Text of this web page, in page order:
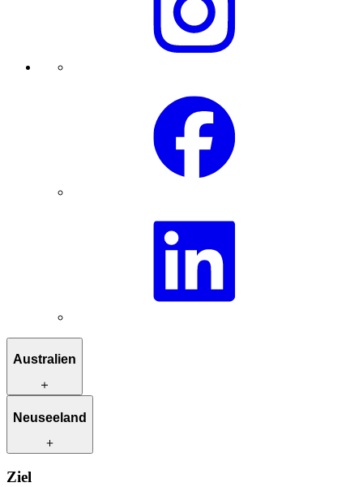
Australien
Reiserouten zur Inspiration
Einzigartige Aktivitäten
Neuseeland
Ziel